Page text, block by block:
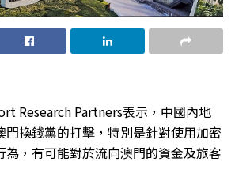
Research Partners表示，中國內地
門換錢黨的打擊，特別是針對使用加密
為，有可能對於流向澳門的資金及旅客